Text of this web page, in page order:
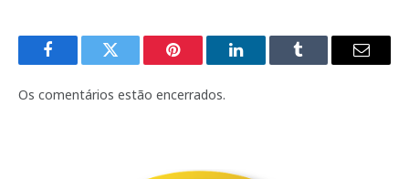
FacebookTwitter Pinterest LinkedInTumblr
E-
Os comentários estão encerrados.